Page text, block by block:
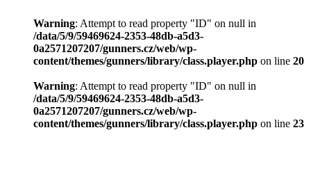
Warning: Attempt to read property "ID" on null in
/data/5/9/59469624-2353-48db-a5d3-
0a2571207207/gunners.cz/web/wp-
content/themes/gunners/library/class.player.php on line 20
Warning: Attempt to read property "ID" on null in
/data/5/9/59469624-2353-48db-a5d3-
0a2571207207/gunners.cz/web/wp-
content/themes/gunners/library/class.player.php on line 23